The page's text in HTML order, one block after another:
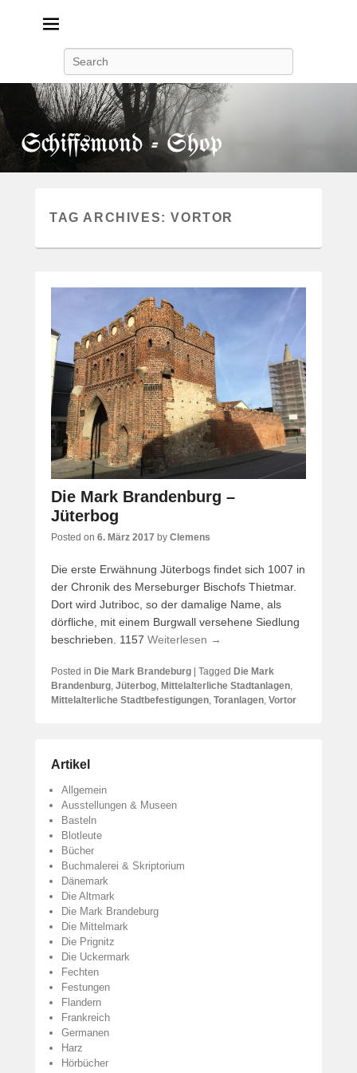
TAG ARCHIVES:VORTOR
Die Mark Brandenburg –
Jüterbog
Posted on 6. März 2017 by Clemens
Die erste Erwähnung Jüterbogs findet sich 1007 in
der Chronik des Merseburger Bischofs Thietmar.
Dort wird Jutriboc, so der damalige Name, als
dörfliche, mit einem Burgwall versehene Siedlung
beschrieben. 1157 Weiterlesen →
Posted in Die Mark Brandeburg Tagged Die Mark
Brandenburg, Jüterbog, Mittelalterliche Stadtanlagen,
Mittelalterliche Stadtbefestigungen, Toranlagen, Vortor
Artikel
Allgemein
Ausstellungen & Museen
Basteln
Blotleute
Bücher
Buchmalerei & Skriptorium
Dänemark
Die Altmark
Die Mark Brandeburg
Die Mittelmark
Die Prignitz
Die Uckermark
Fechten
Festungen
Flandern
Frankreich
Germanen
Harz
Hörbücher